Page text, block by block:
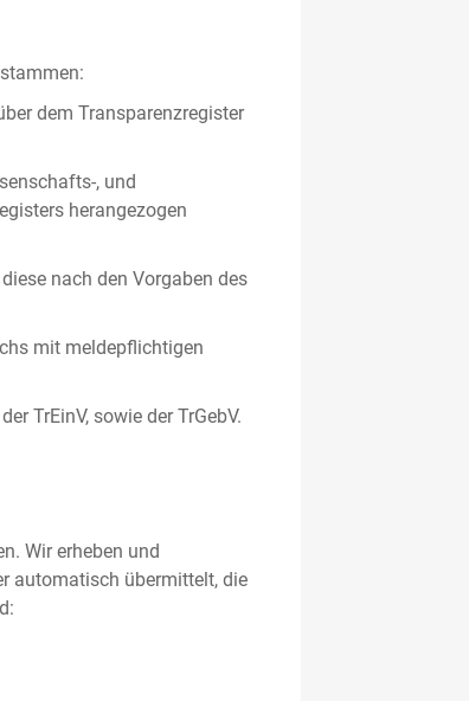
dem Transparenzregister
, und
herangezogen
nach den Vorgaben des
mit meldepflichtigen
TrEinV, sowie der TrGebV.
Wir erheben und
automatisch übermittelt, die